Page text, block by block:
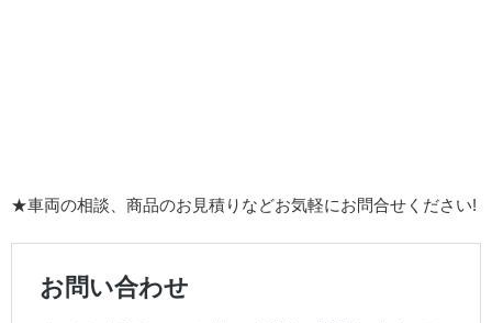
★車両の相談、商品のお見積りなどお気軽にお問合せください!